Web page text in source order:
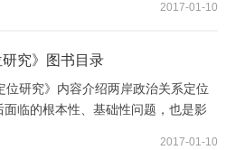
芦浮起瓢，每一个问题和所有其余
幻想有一个...
2017-01-10
究》图书目录
位研究》内容介绍两岸政治关系定位
面临的根本性、基础性问题，也是影
2017-01-10